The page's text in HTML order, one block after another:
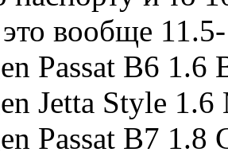
это вообще
Passat B6 1.6
Jetta Style
Passat B7 1.8